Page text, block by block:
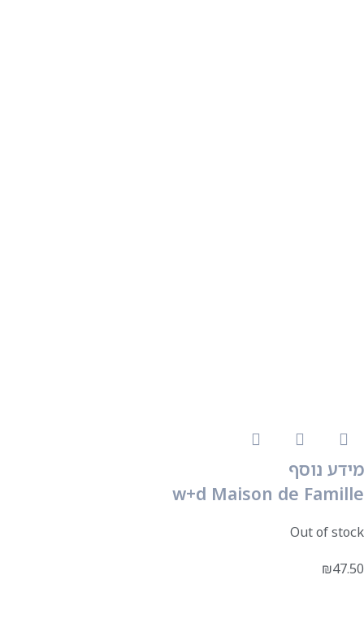
מידע נוסף
w+d Maison de Famille
Out of stock
₪47.50